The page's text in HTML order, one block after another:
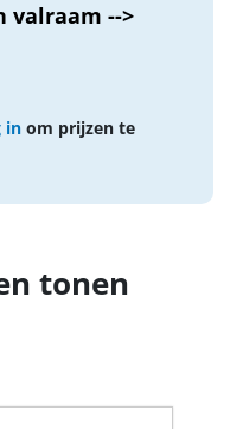
valraam -->
in om prijzen te
tonen